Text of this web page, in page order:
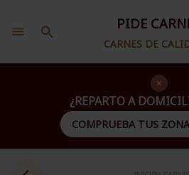
PIDE
CARNES DE
¿REPARTO A
COMPRUEBA TUS